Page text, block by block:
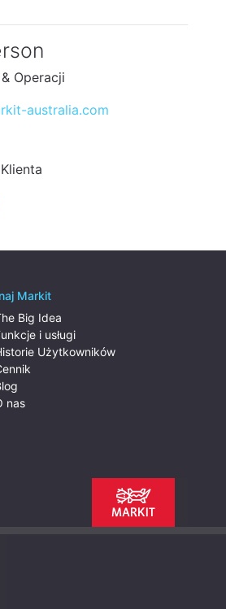
Operacji
australia.com
Markit
Big Idea
i usługi
Użytkowników
nas